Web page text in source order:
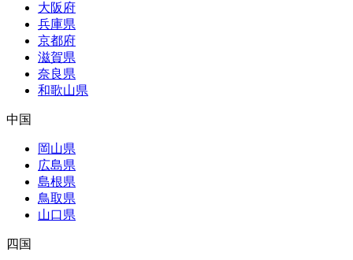
大阪府
兵庫県
京都府
滋賀県
奈良県
和歌山県
中国
岡山県
広島県
島根県
鳥取県
山口県
四国